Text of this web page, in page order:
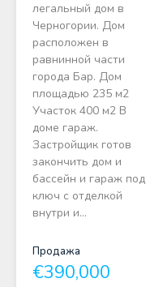
легальный дом в
Черногории. Дом
расположен в
равнинной части
города Бар. Дом
площадью 235 м2
Участок 400 м2 В
доме гараж.
Застройщик готов
закончить дом и
бассейн и гараж под
ключ с отделкой
внутри и…
Продажа
€390,000